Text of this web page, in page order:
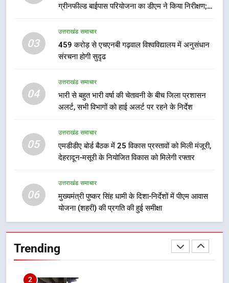
ग्रीनफील्ड बाईपास परियोजना का डीएम ने किया निरीक्षण;
सुरक्षा मानकों से कोई समझौता नहींः डीएम
03
उत्तराखंड समाचार
459 करोड़ से एचएनबी गढ़वाल विश्वविद्यालय में अनुसंधान
संरचना होगी सुदृढ
04
उत्तराखंड समाचार
भारी से बहुत भारी वर्षा की चेतावनी के बीच जिला प्रशासन
अलर्ट, सभी विभागों को हाई अलर्ट पर रहने के निर्देश
05
उत्तराखंड समाचार
एमडीडीए बोर्ड बैठक में 25 विकास प्रस्तावों को मिली मंजूरी,
देहरादून-मसूरी के नियोजित विकास को मिलेगी रफ्तार
06
उत्तराखंड समाचार
मुख्यमंत्री पुष्कर सिंह धामी के दिशा-निर्देशों में पीएम आवास
योजना (शहरी) की प्रगति की हुई समीक्षा
Trending
अभियुक्त को दून पुलिस ने हरिद्वार से किया
गिरफ्तार
उत्तराखंड समाचार
भारी बारिश का अलर्ट! 6 अगस्त को
देहरादून में स्कूल बंद
1
मुख्यमंत्री धामी बोले- युवाओं को रोजगार
वाले महीनों में हजारों पदों पर की जाएगी
भर्ती
उत्तराखंड समाचार
12 किमी ग्रीनफील्ड बाईपास परियोजना
का डीएम ने किया निरीक्षण; समयबद्ध एवं
3